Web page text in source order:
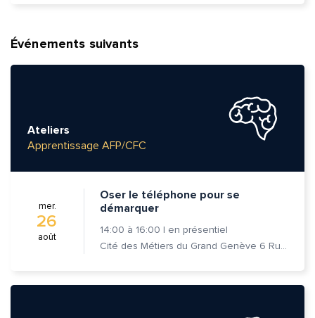
Événements suivants
Ateliers
Apprentissage AFP/CFC
mer.
26
août
Oser le téléphone pour se
démarquer
14:00 à 16:00 | en présentiel
Cité des Métiers du Grand Genève 6 Rue Prévost-Martin 1205 Genève